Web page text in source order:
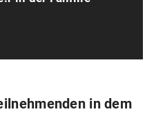
in dem